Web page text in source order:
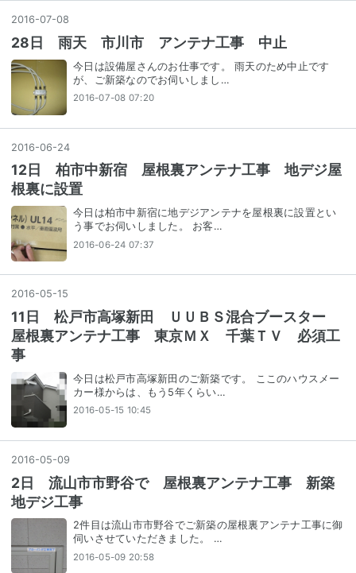
2016-07-08
28日 雨天 市川市 アンテナ工事 中止
今日は設備屋さんのお仕事です。 雨天のため中止です
が、ご新築なのでお伺いしまし…
2016-07-08 07:20
2016-06-24
12日 柏市中新宿 屋根裏アンテナ工事 地デジ屋
根裏に設置
今日は柏市中新宿に地デジアンテナを屋根裏に設置とい
う事でお伺いしました。 お客…
2016-06-24 07:37
2016-05-15
11日 松戸市高塚新田 ＵＵＢＳ混合ブースター
屋根裏アンテナ工事 東京ＭＸ 千葉ＴＶ 必須工
事
今日は松戸市高塚新田のご新築です。 ここのハウスメー
カー様からは、もう5年くらい…
2016-05-15 10:45
2016-05-09
2日 流山市市野谷で 屋根裏アンテナ工事 新築
地デジ工事
2件目は流山市市野谷でご新築の屋根裏アンテナ工事に御
伺いさせていただきました。 …
2016-05-09 20:58